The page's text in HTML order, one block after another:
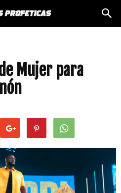
Mujer para